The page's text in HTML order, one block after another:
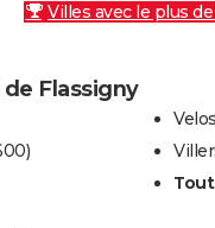
Villes avec le plus
Flassigny